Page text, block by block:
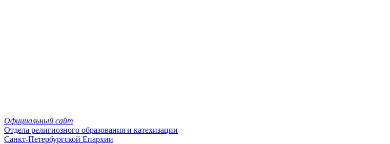
Официальный сайт
Отдела религиозного образования и катехизации
Санкт-Петербургской Епархии